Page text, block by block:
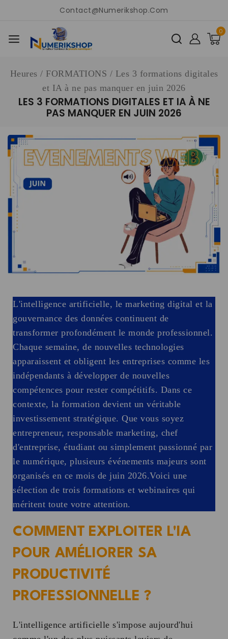
Contact@numerikshop.com
0
Heures / FORMATIONS / Les 3 formations digitales
et IA à ne pas manquer en juin 2026
LES 3 FORMATIONS DIGITALES ET IA À NE
PAS MANQUER EN JUIN 2026
L'intelligence artificielle, le marketing digital et la
gouvernance des données continuent de
transformer profondément le monde professionnel.
Chaque semaine, de nouvelles technologies
apparaissent et obligent les entreprises comme les
indépendants à développer de nouvelles
compétences pour rester compétitifs. Dans ce
contexte, la formation devient un véritable
investissement stratégique. Que vous soyez
entrepreneur, responsable marketing, chef
d'entreprise, étudiant ou simplement passionné par
le numérique, plusieurs événements majeurs sont
organisés en ce mois de juin 2026.Voici une
sélection de trois formations et webinaires qui
méritent toute votre attention.
COMMENT EXPLOITER L'IA
POUR AMÉLIORER SA
PRODUCTIVITÉ
PROFESSIONNELLE ?
L'intelligence artificielle s'impose aujourd'hui